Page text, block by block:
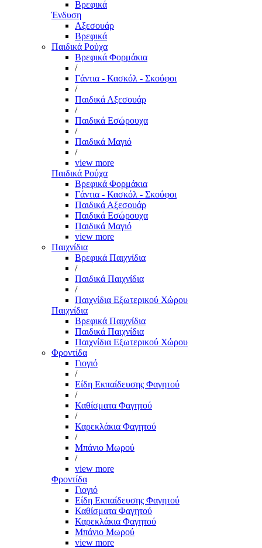
Βρεφικά
Ένδυση
Αξεσουάρ
Βρεφικά
Παιδικά Ρούχα
Βρεφικά Φορμάκια
/
Γάντια - Κασκόλ - Σκούφοι
/
Παιδικά Αξεσουάρ
/
Παιδικά Εσώρουχα
/
Παιδικά Μαγιό
/
view more
Παιδικά Ρούχα
Βρεφικά Φορμάκια
Γάντια - Κασκόλ - Σκούφοι
Παιδικά Αξεσουάρ
Παιδικά Εσώρουχα
Παιδικά Μαγιό
view more
Παιχνίδια
Βρεφικά Παιχνίδια
/
Παιδικά Παιχνίδια
/
Παιχνίδια Εξωτερικού Χώρου
Παιχνίδια
Βρεφικά Παιχνίδια
Παιδικά Παιχνίδια
Παιχνίδια Εξωτερικού Χώρου
Φροντίδα
Γιογιό
/
Είδη Εκπαίδευσης Φαγητού
/
Καθίσματα Φαγητού
/
Καρεκλάκια Φαγητού
/
Μπάνιο Μωρού
/
view more
Φροντίδα
Γιογιό
Είδη Εκπαίδευσης Φαγητού
Καθίσματα Φαγητού
Καρεκλάκια Φαγητού
Μπάνιο Μωρού
view more